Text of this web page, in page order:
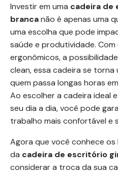
Investir em uma cadeira de
brancanão é apenas uma
uma escolha que pode
saúde e produtividade. Com
ergonômicos, a
clean, essa cadeira se
quem passa longas horas
Ao escolher a cadeira ideal
seu dia a dia, você pode
trabalho mais confortável e
Agora que você conhece
da cadeira de escritório
considerar a troca da sua